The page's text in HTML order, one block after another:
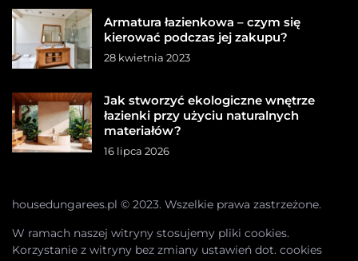
Armatura łazienkowa – czym się
kierować podczas jej zakupu?
28 kwietnia 2023
Jak stworzyć ekologiczne wnętrze
łazienki przy użyciu naturalnych
materiałów?
16 lipca 2026
housedungarees.pl © 2023. Wszelkie prawa zastrzeżone.
W ramach naszej witryny stosujemy pliki cookies.
Korzystanie z witryny bez zmiany ustawień dot. cookies